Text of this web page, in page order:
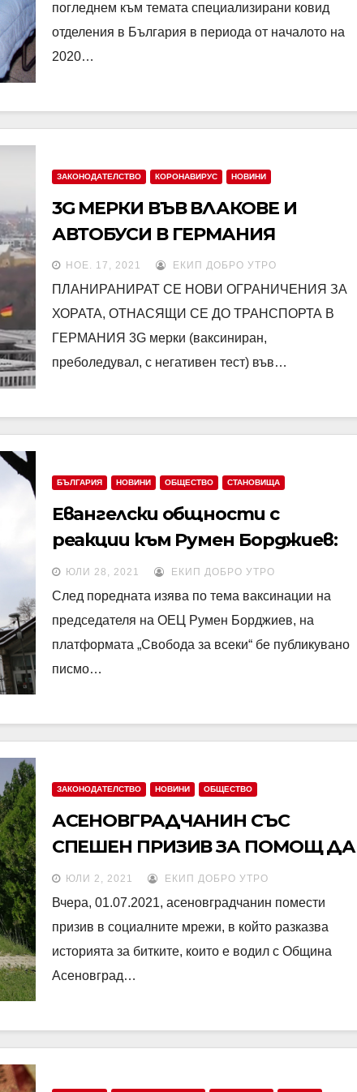
погледнем към темата специализирани ковид
отделения в България в периода от началото на
2020…
ЗАКОНОДАТЕЛСТВО КОРОНАВИРУС НОВИНИ
3G МЕРКИ ВЪВ ВЛАКОВЕ И
АВТОБУСИ В ГЕРМАНИЯ
НОЕ. 17, 2021 ЕКИП ДОБРО УТРО
ПЛАНИРАНИРАТ СЕ НОВИ ОГРАНИЧЕНИЯ ЗА
ХОРАТА, ОТНАСЯЩИ СЕ ДО ТРАНСПОРТА В
ГЕРМАНИЯ 3G мерки (ваксиниран,
преболедувал, с негативен тест) във…
БЪЛГАРИЯ НОВИНИ ОБЩЕСТВО СТАНОВИЩА
Евангелски общности с
реакции към Румен Борджиев:
„Кого представлявате пред
властите?“
ЮЛИ 28, 2021 ЕКИП ДОБРО УТРО
След поредната изява по тема ваксинации на
председателя на ОЕЦ Румен Борджиев, на
платформата „Свобода за всеки“ бе публикувано
писмо…
ЗАКОНОДАТЕЛСТВО НОВИНИ ОБЩЕСТВО
АСЕНОВГРАДЧАНИН СЪС
СПЕШЕН ПРИЗИВ ЗА ПОМОЩ ДА
ОПАЗИ ИМОТА СИ ОТ
ОБЩИНАТА!
ЮЛИ 2, 2021 ЕКИП ДОБРО УТРО
Вчера, 01.07.2021, асеновградчанин помести
призив в социалните мрежи, в който разказва
историята за битките, които е водил с Община
Асеновград…